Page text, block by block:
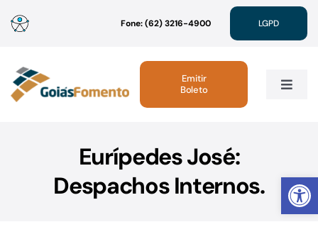
Abrir
para
conteúdo
Fone: (62) 3216-4900 LGPD
Toggle
Linhas de Crédito
Emitir
Boleto
Eurípedes José:
Despachos Internos.